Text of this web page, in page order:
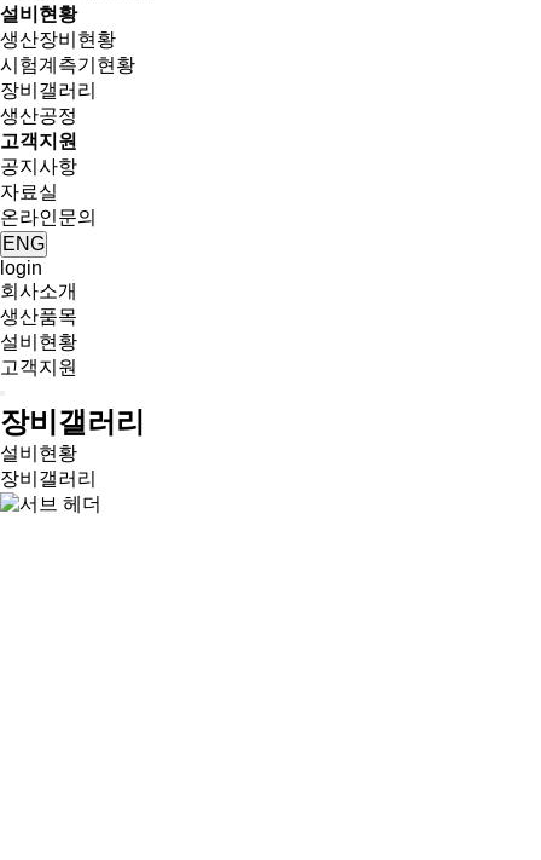
설비현황
생산장비현황
시험계측기현황
장비갤러리
생산공정
고객지원
공지사항
자료실
온라인문의
ENG
login
회사소개
생산품목
설비현황
고객지원
장비갤러리
설비현황
장비갤러리